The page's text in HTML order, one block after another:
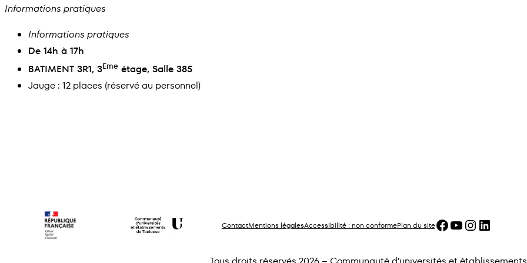
Informations pratiques
Informations pratiques
De 14h à 17h
BATIMENT 3R1, 3Eme étage, Salle 385
Jauge : 12 places (réservé au personnel)
ContactMentions légalesAccessibilité : non conformePlan du siteFacebook YouTube Instagram LinkedIn